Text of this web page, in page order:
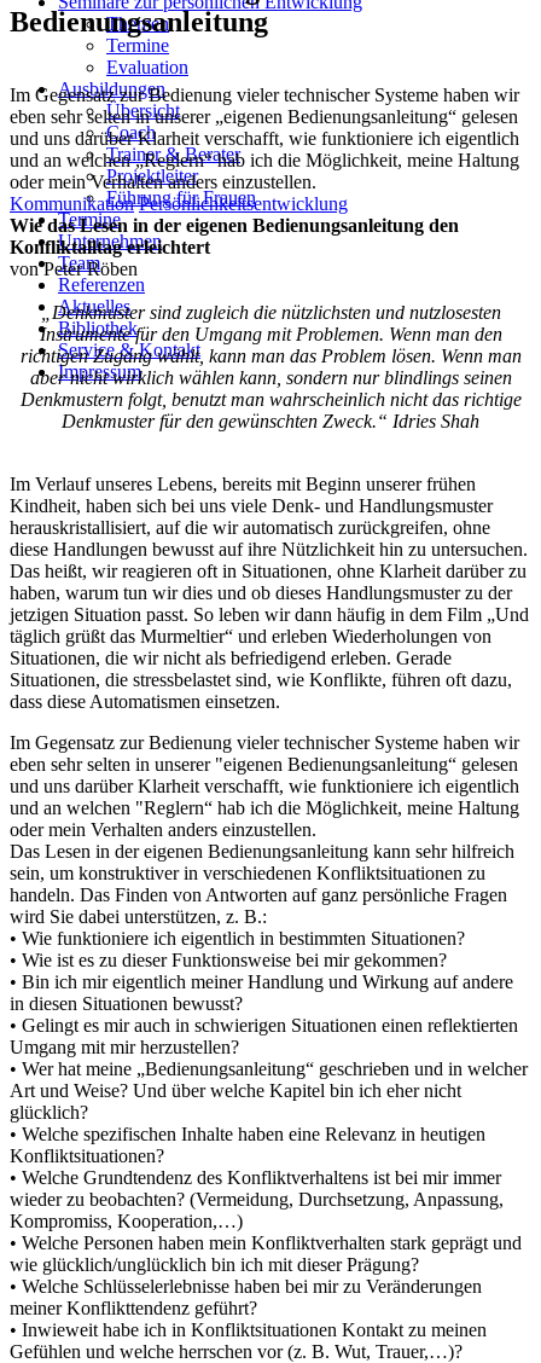
Themen
Termine
Evaluation
Ausbildungen
Übersicht
Coach
Trainer & Berater
Projektleiter
Führung für Frauen
Termine
Unternehmen
Team
Referenzen
Aktuelles
Bibliothek
Service & Kontakt
Impressum
Bedienungsanleitung
Im Gegensatz zur Bedienung vieler technischer Systeme haben wir
eben sehr selten in unserer „eigenen Bedienungsanleitung“ gelesen
und uns darüber Klarheit verschafft, wie funktioniere ich eigentlich
und an welchen „Reglern“ hab ich die Möglichkeit, meine Haltung
oder mein Verhalten anders einzustellen.
Kommunikation Persönlichkeitsentwicklung
Wie das Lesen in der eigenen Bedienungsanleitung den
Konfliktalltag erleichtert
von Peter Röben
„Denkmuster sind zugleich die nützlichsten und nutzlosesten
Instrumente für den Umgang mit Problemen. Wenn man den
richtigen Zugang wählt, kann man das Problem lösen. Wenn man
aber nicht wirklich wählen kann, sondern nur blindlings seinen
Denkmustern folgt, benutzt man wahrscheinlich nicht das richtige
Denkmuster für den gewünschten Zweck.“ Idries Shah
Im Verlauf unseres Lebens, bereits mit Beginn unserer frühen
Kindheit, haben sich bei uns viele Denk- und Handlungsmuster
herauskristallisiert, auf die wir automatisch zurückgreifen, ohne
diese Handlungen bewusst auf ihre Nützlichkeit hin zu untersuchen.
Das heißt, wir reagieren oft in Situationen, ohne Klarheit darüber zu
haben, warum tun wir dies und ob dieses Handlungsmuster zu der
jetzigen Situation passt. So leben wir dann häufig in dem Film „Und
täglich grüßt das Murmeltier“ und erleben Wiederholungen von
Situationen, die wir nicht als befriedigend erleben. Gerade
Situationen, die stressbelastet sind, wie Konflikte, führen oft dazu,
dass diese Automatismen einsetzen.
Im Gegensatz zur Bedienung vieler technischer Systeme haben wir
eben sehr selten in unserer "eigenen Bedienungsanleitung“ gelesen
und uns darüber Klarheit verschafft, wie funktioniere ich eigentlich
und an welchen "Reglern“ hab ich die Möglichkeit, meine Haltung
oder mein Verhalten anders einzustellen.
Das Lesen in der eigenen Bedienungsanleitung kann sehr hilfreich
sein, um konstruktiver in verschiedenen Konfliktsituationen zu
handeln. Das Finden von Antworten auf ganz persönliche Fragen
wird Sie dabei unterstützen, z. B.:
• Wie funktioniere ich eigentlich in bestimmten Situationen?
• Wie ist es zu dieser Funktionsweise bei mir gekommen?
• Bin ich mir eigentlich meiner Handlung und Wirkung auf andere
in diesen Situationen bewusst?
• Gelingt es mir auch in schwierigen Situationen einen reflektierten
Umgang mit mir herzustellen?
• Wer hat meine „Bedienungsanleitung“ geschrieben und in welcher
Art und Weise? Und über welche Kapitel bin ich eher nicht
glücklich?
• Welche spezifischen Inhalte haben eine Relevanz in heutigen
Konfliktsituationen?
• Welche Grundtendenz des Konfliktverhaltens ist bei mir immer
wieder zu beobachten? (Vermeidung, Durchsetzung, Anpassung,
Kompromiss, Kooperation,…)
• Welche Personen haben mein Konfliktverhalten stark geprägt und
wie glücklich/unglücklich bin ich mit dieser Prägung?
• Welche Schlüsselerlebnisse haben bei mir zu Veränderungen
meiner Konflikttendenz geführt?
• Inwieweit habe ich in Konfliktsituationen Kontakt zu meinen
Gefühlen und welche herrschen vor (z. B. Wut, Trauer,…)?